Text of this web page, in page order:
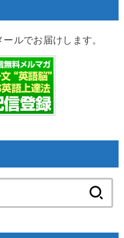
ルでお届けします。